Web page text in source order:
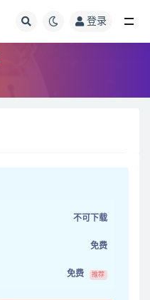
登录
不可下载
免费
免费 推荐